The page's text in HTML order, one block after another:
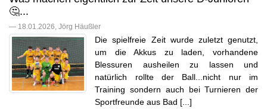
🤔...
— 18.01.2026, Jörg Häußler
Die spielfreie Zeit wurde zuletzt genutzt,
um die Akkus zu laden, vorhandene
Blessuren ausheilen zu lassen und
natürlich rollte der Ball...nicht nur im
Training sondern auch bei Turnieren der
Sportfreunde aus Bad [...]